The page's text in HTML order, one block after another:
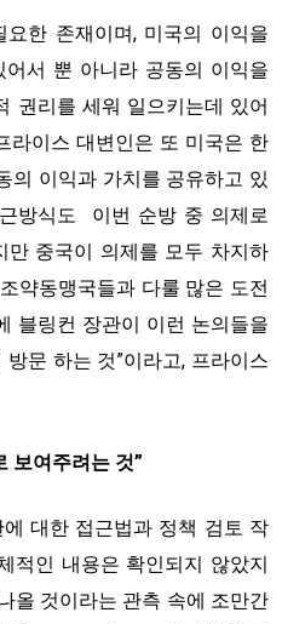
한 존재이며, 미국의 이익을
서 뿐 아니라 공동의 이익을
권리를 세워 일으키는데 있어
라이스 대변인은 또 미국은 한
의 이익과 가치를 공유하고 있
방식도 이번 순방 중 의제로
만 중국이 의제를 모두 차지하
약동맹국들과 다룰 많은 도전
블링컨 장관이 이런 논의들을
문 하는 것”이라고, 프라이스
보여주려는 것”
대한 접근법과 정책 검토 작
적인 내용은 확인되지 않았지
올 것이라는 관측 속에 조만간